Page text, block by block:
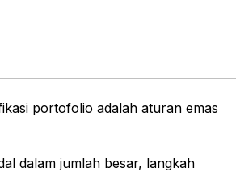
portofolio adalah aturan emas
dalam jumlah besar, langkah